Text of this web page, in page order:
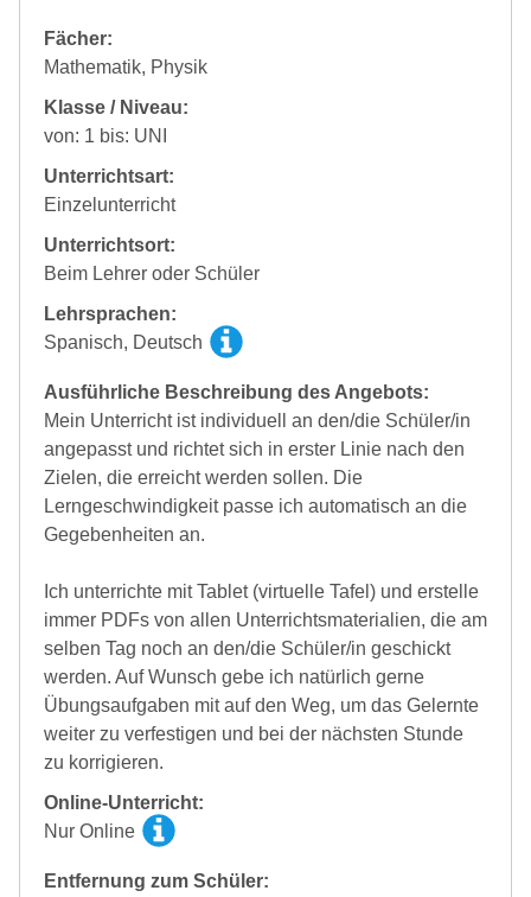
Fächer:
Mathematik, Physik
Klasse / Niveau:
von: 1 bis: UNI
Unterrichtsart:
Einzelunterricht
Unterrichtsort:
Beim Lehrer oder Schüler
Lehrsprachen:
Spanisch, Deutsch
Ausführliche Beschreibung des Angebots:
Mein Unterricht ist individuell an den/die Schüler/in
angepasst und richtet sich in erster Linie nach den
Zielen, die erreicht werden sollen. Die
Lerngeschwindigkeit passe ich automatisch an die
Gegebenheiten an.
Ich unterrichte mit Tablet (virtuelle Tafel) und erstelle
immer PDFs von allen Unterrichtsmaterialien, die am
selben Tag noch an den/die Schüler/in geschickt
werden. Auf Wunsch gebe ich natürlich gerne
Übungsaufgaben mit auf den Weg, um das Gelernte
weiter zu verfestigen und bei der nächsten Stunde
zu korrigieren.
Online-Unterricht:
Nur Online
Entfernung zum Schüler: